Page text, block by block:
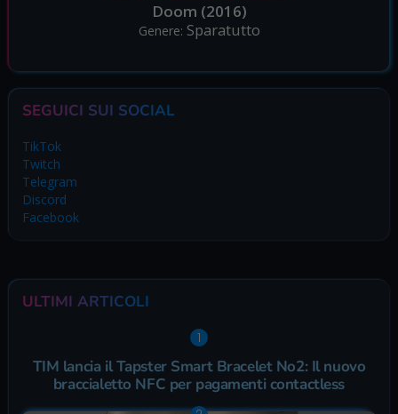
Doom (2016)
Genere: Sparatutto
SEGUICI SUI SOCIAL
TikTok
Twitch
Telegram
Discord
Facebook
ULTIMI ARTICOLI
TIM lancia il Tapster Smart Bracelet No2: Il nuovo
braccialetto NFC per pagamenti contactless